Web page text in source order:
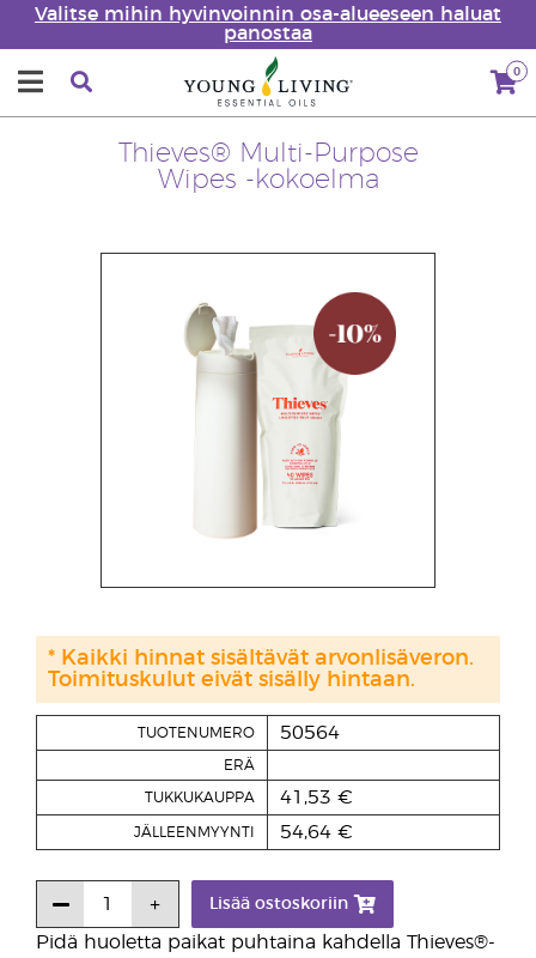
Valitse mihin hyvinvoinnin osa-alueeseen haluat
panostaa
0
Thieves® Multi-Purpose
Wipes -kokoelma
Pidä huoletta paikat puhtaina kahdella Thieves®-
TUOTENUMERO 50564
ERÄ
TUKKUKAUPPA 41,53 €
JÄLLEENMYYNTI 54,64 €
Lisää ostoskoriin
* Kaikki hinnat sisältävät arvonlisäveron.
Toimituskulut eivät sisälly hintaan.